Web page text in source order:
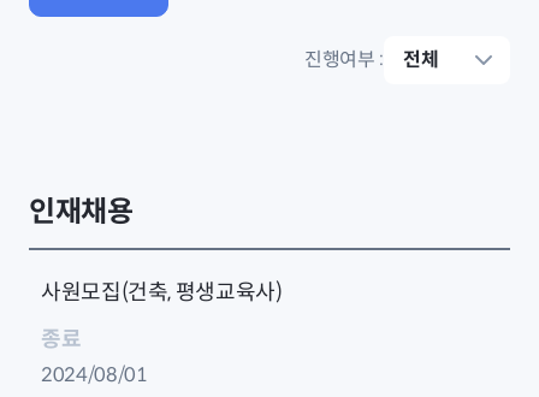
진행여부 :
인재채용
사원모집(건축, 평생교육사)
종료
2024/08/01